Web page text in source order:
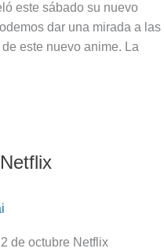
este sábado su nuevo
dar una mirada a las
este nuevo anime. La
de octubre Netflix